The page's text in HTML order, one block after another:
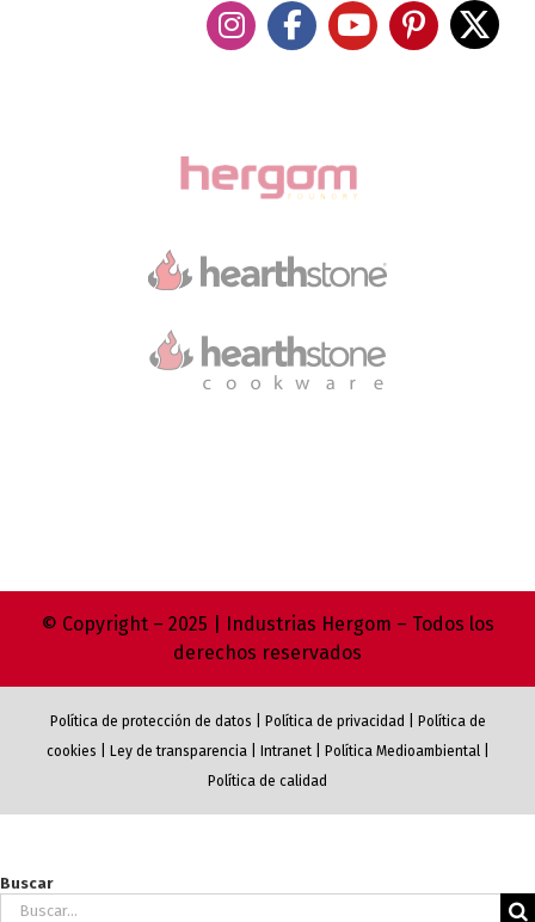
© Copyright – 2025 | Industrias Hergom – Todos los
derechos reservados
Política de protección de datos Política de privacidad
Política de
cookies
Ley de transparencia| Intranet| Política Medioambiental|
Política de calidad
Buscar
Buscar: